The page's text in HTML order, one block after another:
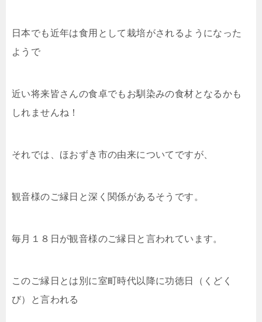
日本でも近年は食用として栽培がされるようになった
ようで
近い将来皆さんの食卓でもお馴染みの食材となるかも
しれませんね！
それでは、ほおずき市の由来についてですが、
観音様のご縁日と深く関係があるそうです。
毎月１８日が観音様のご縁日と言われています。
このご縁日とは別に室町時代以降に功徳日（くどく
び）と言われる